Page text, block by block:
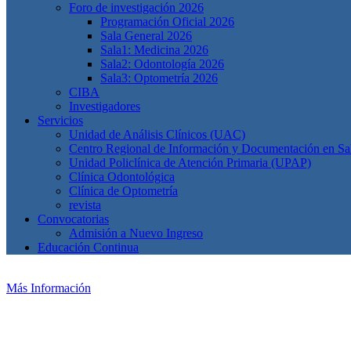
Foro de investigación 2026
Programación Oficial 2026
Sala General 2026
Sala1: Medicina 2026
Sala2: Odontología 2026
Sala3: Optometría 2026
CIBA
Investigadores
Servicios
Unidad de Análisis Clínicos (UAC)
Centro Regional de Información y Documentación en
Unidad Policlínica de Atención Primaria (UPAP)
Clínica Odontológica
Clínica de Optometría
revista
Convocatorias
Admisión a Nuevo Ingreso
Educación Continua
Más Información